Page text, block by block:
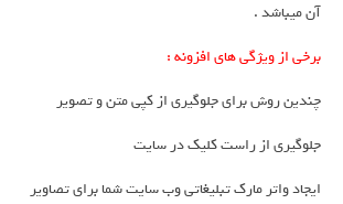
آن میباشد .
برخی از ویژگی های افزونه :
چندین روش برای جلوگیری از کپی متن و تصویر
جلوگیری از راست کلیک در سایت
ایجاد واتر مارک تبلیغاتی وب سایت شما برای تصاویر